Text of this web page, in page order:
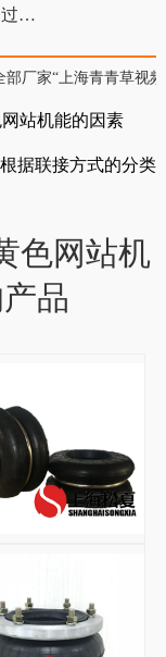
过…
厂家“上海青青草视
站机能的因素
据联接方式的分类
色网站机
品